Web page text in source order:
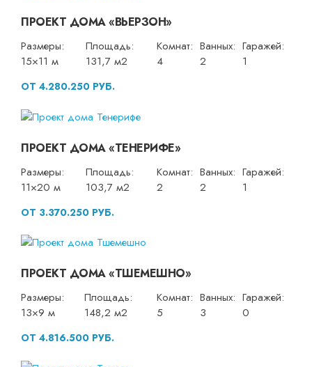
ПРОЕКТ ДОМА «ВЬЕРЗОН»
Размеры:
15×11 м
Площадь:
131,7 м2
Комнат:
4
Ванных:
2
Гаражей:
1
ОТ 4.280.250 РУБ.
ПРОЕКТ ДОМА «ТЕНЕРИФЕ»
Размеры:
11×20 м
Площадь:
103,7 м2
Комнат:
2
Ванных:
2
Гаражей:
1
ОТ 3.370.250 РУБ.
ПРОЕКТ ДОМА «ТШЕМЕШНО»
Размеры:
13×9 м
Площадь:
148,2 м2
Комнат:
5
Ванных:
3
Гаражей:
0
ОТ 4.816.500 РУБ.